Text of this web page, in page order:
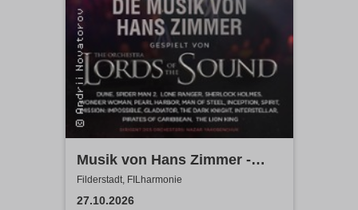
Musik von Hans Zimmer -
gespielt von Lords of the
Sound
Filderstadt, FILharmonie
27.10.2026